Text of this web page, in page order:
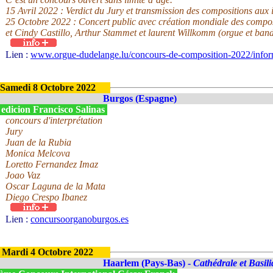
15 Avril 2022 : Verdict du Jury et transmission des compositions aux
25 Octobre 2022 : Concert public avec création mondiale des
et Cindy Castillo, Arthur Stammet et laurent Willkomm (orgue et
Lien : www.orgue-dudelange.lu/concours-de-composition-2022/
Samedi 8 Octobre 2022
Burgos (Espagne)
Francisco Salinas
concours d'interprétation
Jury
Juan de la Rubia
Monica Melcova
Loretto Fernandez Imaz
Joao Vaz
Oscar Laguna de la Mata
Diego Crespo Ibanez
Lien : concursoorganoburgos.es
Mardi 4 Octobre 2022
Haarlem (Pays-Bas) - Cathédrale et